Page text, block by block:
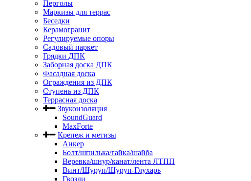
Перголы
Маркизы для террас
Беседки
Керамогранит
Регулируемые опоры
Садовый паркет
Грядки ДПК
Заборная доска ДПК
Фасадная доска
Ограждения из ДПК
Ступень из ДПК
Террасная доска
Звукоизоляция
SoundGuard
MaxForte
Крепеж и метизы
Анкер
Болт/шпилька/гайка/шайба
Веревка/шнур/канат/лента ЛТПП
Винт/Шуруп/Шуруп-Глухарь
Гвозди